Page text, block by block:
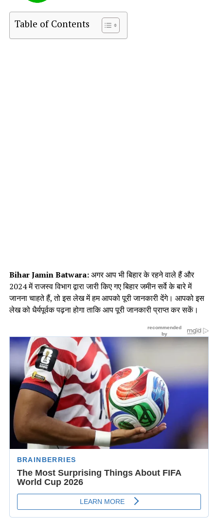
Table of Contents
Bihar Jamin Batwara:अगर आप भी बिहार के रहने वाले हैं और
2024 में राजस्व विभाग द्वारा जारी किए गए बिहार जमीन सर्वे के बारे में
जानना चाहते हैं, तो इस लेख में हम आपको पूरी जानकारी देंगे। आपको इस
लेख को धैर्यपूर्वक पढ़ना होगा ताकि आप पूरी जानकारी प्राप्त कर सकें।